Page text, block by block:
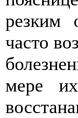
резким
часто
мере